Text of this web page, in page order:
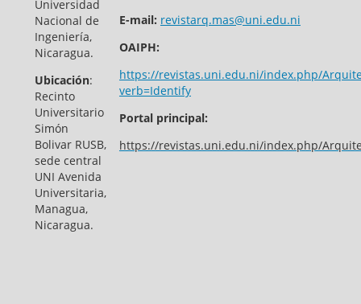
Universidad
Nacional de
Ingeniería,
Nicaragua.
Ubicación:
Recinto
Universitario
Simón
Bolivar RUSB,
sede central
UNI Avenida
Universitaria,
Managua,
Nicaragua.
E-mail: revistarq.mas@uni.edu.ni
OAIPH:
https://revistas.uni.edu.ni/index.php/
verb=Identify
Portal principal:
https://revistas.uni.edu.ni/index.php/